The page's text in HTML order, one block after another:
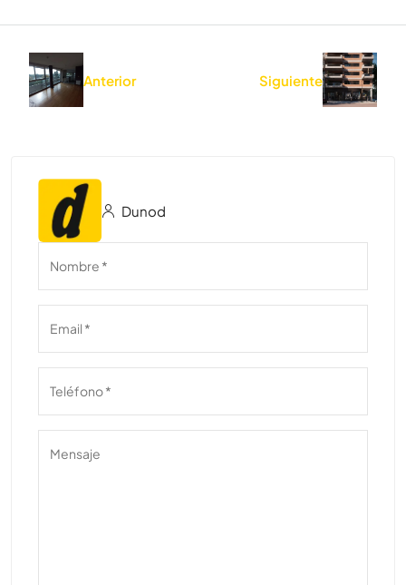
Anterior Siguiente
Dunod